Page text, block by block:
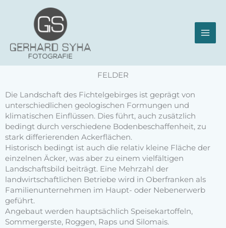
FELDER
Die Landschaft des Fichtelgebirges ist geprägt von
unterschiedlichen geologischen Formungen und
klimatischen Einflüssen. Dies führt, auch zusätzlich
bedingt durch verschiedene Bodenbeschaffenheit, zu
stark differierenden Ackerflächen.
Historisch bedingt ist auch die relativ kleine Fläche der
einzelnen Äcker, was aber zu einem vielfältigen
Landschaftsbild beiträgt. Eine Mehrzahl der
landwirtschaftlichen Betriebe wird in Oberfranken als
Familienunternehmen im Haupt- oder Nebenerwerb
geführt.
Angebaut werden hauptsächlich Speisekartoffeln,
Sommergerste, Roggen, Raps und Silomais.